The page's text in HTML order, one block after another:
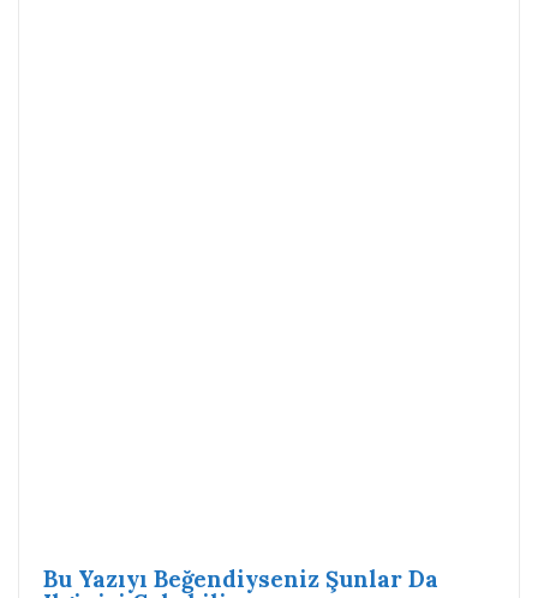
Bu Yazıyı Beğendiyseniz Şunlar Da